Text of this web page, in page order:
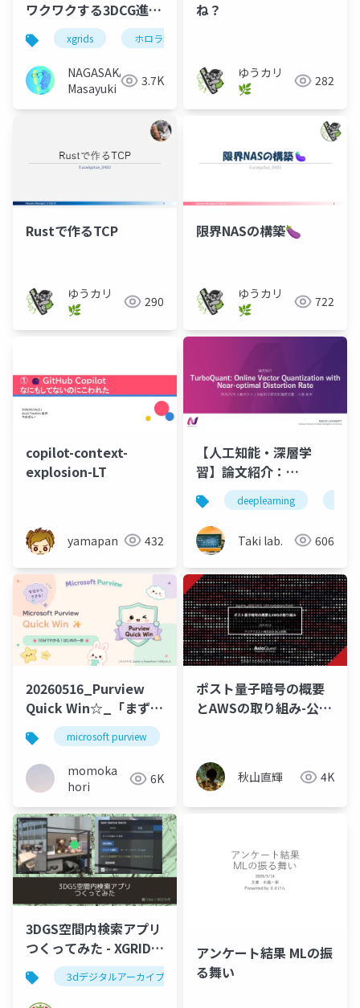
ワクワクする3DCG進化
の最前線xgrids ホロラボ
NAGASAKA
Masayuki
3.7K
ね？
ゆうカリ
🌿
282
Rustで作るTCP
ゆうカリ
🌿
290
限界NASの構築🍆
ゆうカリ
🌿
722
copilot-context-
explosion-LT
yamapan 432
【人工知能・深層学
習】論文紹介：
TurboQuant: Online
Vector Quantization
with Near-optimal
Distortion Rate
deeplearning
Taki lab. 606
20260516_Purview
Quick Win☆_「まずは
ここから」のアイデア
microsoft purview
momoka
hori
6K
ポスト量子暗号の概要
とAWSの取り組み-公開
秋山直輝 4K
3DGS空間内検索アプリ
つくってみた - XGRIDS
meetup vol23dデジタルアーカイブ 3d gaussian splatting
アンケート結果 MLの振
る舞い